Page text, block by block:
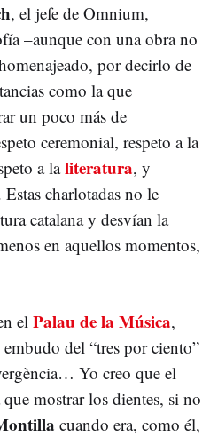
, el jefe de Omnium,
–aunque con una obra no
por decirlo de
como la que
un poco más de
ceremonial, respeto a la
a laliteratura, y
charlotadas no le
catalana y desvían la
en aquellos momentos,
elPalau de la Música,
del “tres por ciento”
Yo creo que el
mostrar los dientes, si no
cuando era, como él,